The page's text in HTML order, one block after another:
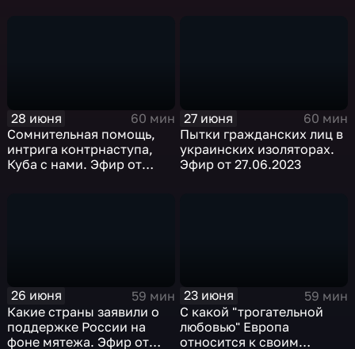
28 июня
60 мин
Сомнительная помощь,
интрига контрнаступа,
Куба с нами. Эфир от
27 июня
60 мин
Пытки гражданских лиц в
украинских изоляторах.
Эфир от 27.06.2023
26 июня
59 мин
Какие страны заявили о
поддержке России на
фоне мятежа. Эфир от
23 июня
59 мин
С какой "трогательной
любовью" Европа
относится к своим